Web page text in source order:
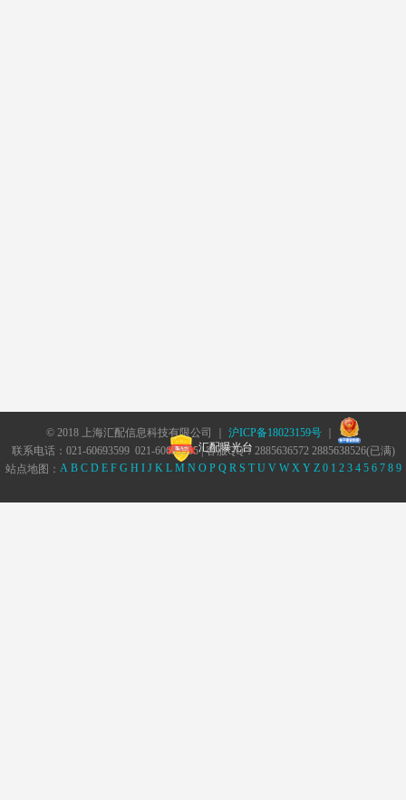
© 2018 上海汇配信息科技有限公司 ｜ 沪ICP备18023159号｜
汇配曝光台
联系电话：021-60693599 021-60693555 | 客服QQ：2885636572 2885638526(已满)
站点地图： A B C D E F G H I J K L M N O P Q R S T U V W X Y Z 0 1 2 3 4 5 6 7 8 9